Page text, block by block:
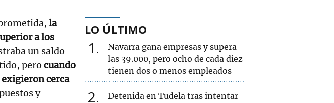
la
a los
un saldo
pero cuando
cerca
y
LO ÚLTIMO
1
Navarra gana empresas y supera
las 39.000, pero ocho de cada diez
tienen dos o menos empleados
2
Detenida en Tudela tras intentar